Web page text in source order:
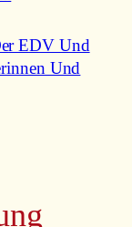
EDV Und
Und